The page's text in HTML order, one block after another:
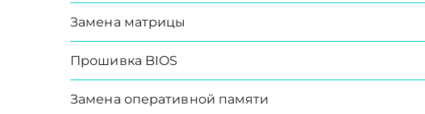
Замена матрицы
Прошивка BIOS
Замена оперативной памяти